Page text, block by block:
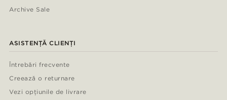
Archive Sale
ASISTENȚĂ CLIENȚI
Întrebări frecvente
Creează o returnare
Vezi opțiunile de livrare